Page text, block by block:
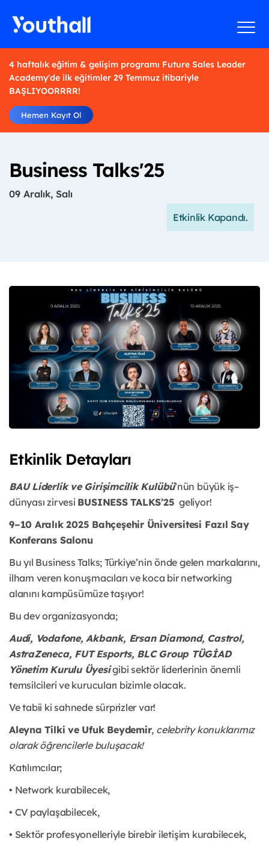
4 haftalık eğitim & gelişim programı Future Sales Leader
Academy'de ilk eğitimler 29 Temmuz itibariyle
BAŞLIYOORRRR!
Hemen Kayıt Ol
Business Talks'25
09 Aralık, Salı
Etkinlik Kapandı.
Etkinlik Detayları
BAU Liderlik ve Girişimcilik Kulübü’nün büyük iş–
dünyası zirvesi BUSINESS TALKS’25 geliyor!
9–10 Aralık 2025 Bahçeşehir Üniversitesi Fazıl Say
Konferans Salonu
Bu yıl Business Talks; Türkiye’nin önde gelen markalarını,
ilham veren konuşmacıları ve koca bir networking
alanını kampüsümüze taşıyor!
Bu dev organizasyonda;
Audi, Vodafone, Akbank, Ersan Diamond, Castrol,
AstraZeneca, FUT Esports, BLC Group TÜGİAD
Yönetim Kurulu Üyesigibi sektör liderlerinin önemli
temsilcileri ve kurucuları bizimle olacak.
Ve tabii ki sahnede sürprizler var!
Aleyna Tilki ve Ufuk Beydemir, celebrity konuklarımız
olarak öğrencilerle buluşacak!
Katılımcılar;
• Network kurabilecek,
• CV paylaşabilecek,
• Sektör profesyonelleriyle birebir iletişim kurabilecek,